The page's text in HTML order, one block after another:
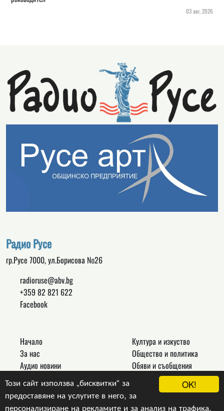
OK!
Този сайт използва „бисквитки“ за
предоставяне на услугите в него, за
персонализиране на рекламите и за анализ на трафика.
03 авг, 2026
Радио Русе
гр.Русе 7000, ул.Борисова №26
radioruse@abv.bg
+359 82 821 622
Facebook
Начало
За нас
Аудио новини
Реклама
Връзки
Контакти
Култура и изкуство
Общество и политика
Обяви и съобщения
Новини
Други